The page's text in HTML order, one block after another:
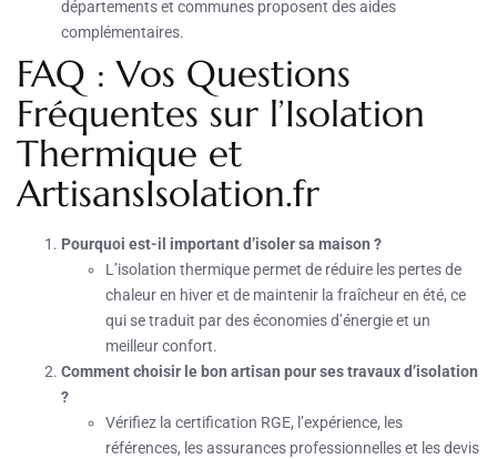
départements et communes proposent des aides
complémentaires.
FAQ : Vos Questions
Fréquentes sur l’Isolation
Thermique et
ArtisansIsolation.fr
Pourquoi est-il important d’isoler sa maison ?
L’isolation thermique permet de réduire les pertes de
chaleur en hiver et de maintenir la fraîcheur en été, ce
qui se traduit par des économies d’énergie et un
meilleur confort.
Comment choisir le bon artisan pour ses travaux d’isolation
?
Vérifiez la certification RGE, l’expérience, les
références, les assurances professionnelles et les devis